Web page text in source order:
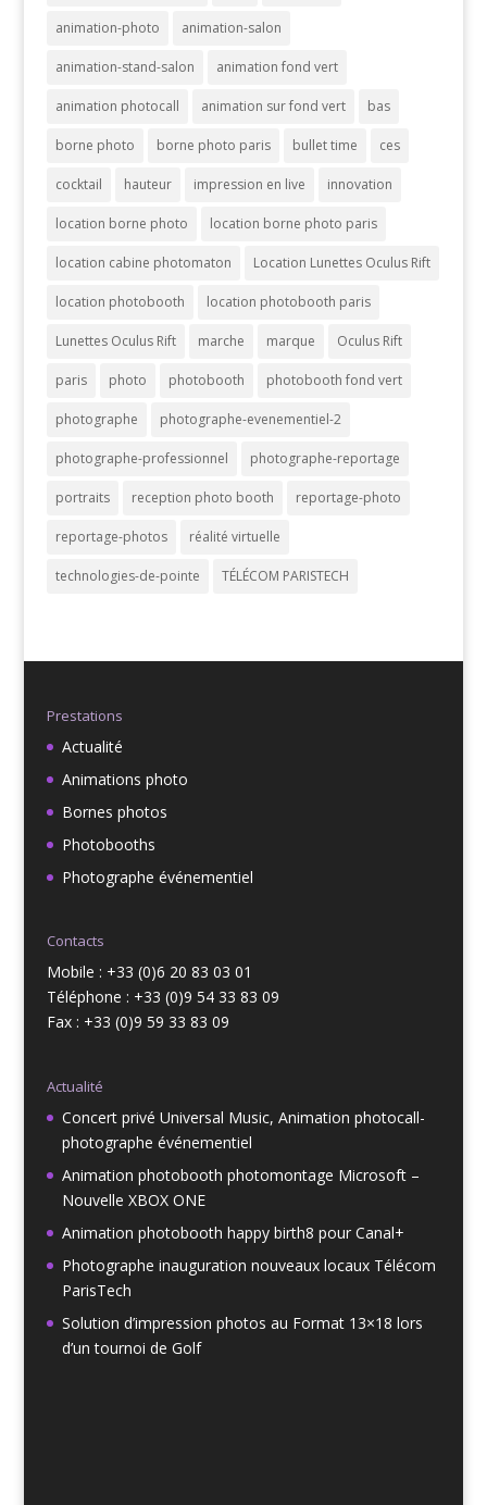
animation-photo animation-salon
animation-stand-salon animation fond vert
animation photocall animation sur fond vert bas
borne photo borne photo paris bullet time ces
cocktail hauteur impression en live innovation
location borne photo location borne photo paris
location cabine photomaton Location Lunettes Oculus Rift
location photobooth location photobooth paris
Lunettes Oculus Rift marche marque Oculus Rift
paris photo photobooth photobooth fond vert
photographe photographe-evenementiel-2
photographe-professionnel photographe-reportage
portraits reception photo booth reportage-photo
reportage-photos réalité virtuelle
technologies-de-pointe TÉLÉCOM PARISTECH
Prestations
Actualité
Animations photo
Bornes photos
Photobooths
Photographe événementiel
Contacts
Mobile : +33 (0)6 20 83 03 01
Téléphone : +33 (0)9 54 33 83 09
Fax : +33 (0)9 59 33 83 09
Actualité
Concert privé Universal Music, Animation photocall-
photographe événementiel
Animation photobooth photomontage Microsoft –
Nouvelle XBOX ONE
Animation photobooth happy birth8 pour Canal+
Photographe inauguration nouveaux locaux Télécom
ParisTech
Solution d’impression photos au Format 13×18 lors
d’un tournoi de Golf